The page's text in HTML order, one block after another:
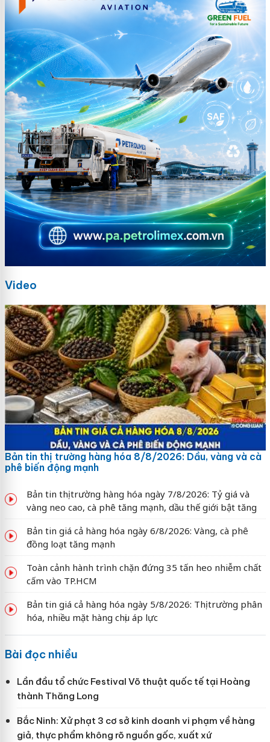
Video
Bản tin thị trường hàng hóa 8/8/2026: Dầu, vàng và cà
phê biến động mạnh
Bản tin thị trường hàng hóa ngày 7/8/2026: Tỷ giá và
vàng neo cao, cà phê tăng mạnh, dầu thế giới bật tăng
Bản tin giá cả hàng hóa ngày 6/8/2026: Vàng, cà phê
đồng loạt tăng mạnh
Toàn cảnh hành trình chặn đứng 35 tấn heo nhiễm chất
cấm vào TP.HCM
Bản tin giá cả hàng hóa ngày 5/8/2026: Thị trường phân
hóa, nhiều mặt hàng chịu áp lực
Bài đọc nhiều
Lần đầu tổ chức Festival Võ thuật quốc tế tại Hoàng
thành Thăng Long
Bắc Ninh: Xử phạt 3 cơ sở kinh doanh vi phạm về hàng
giả, thực phẩm không rõ nguồn gốc, xuất xứ